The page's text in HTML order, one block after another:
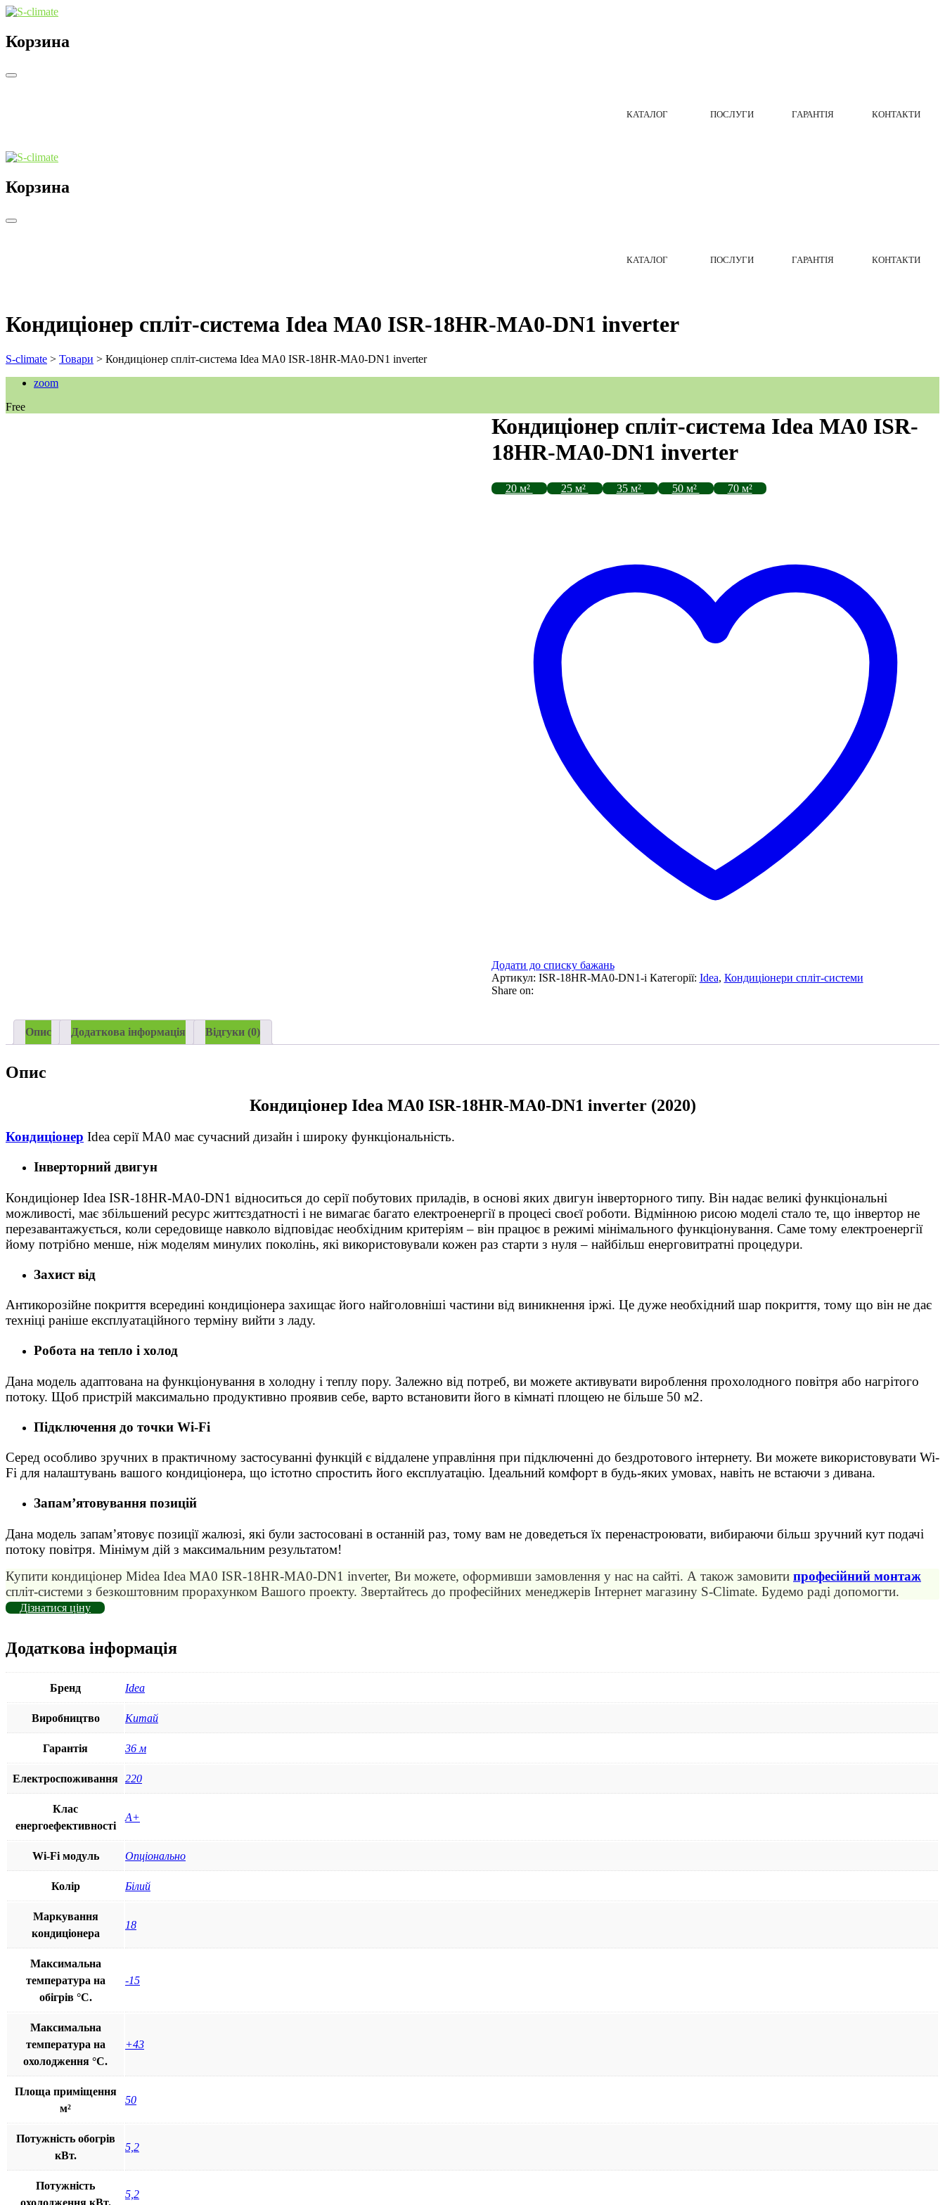
Корзина
КАТАЛОГ ПОСЛУГИ ГАРАНТІЯ КОНТАКТИ
Корзина
КАТАЛОГ ПОСЛУГИ ГАРАНТІЯ КОНТАКТИ
Кондиціонер спліт-система Idea MA0 ISR-18HR-MA0-DN1 inverter
S-climate > Товари > Кондиціонер спліт-система Idea MA0 ISR-18HR-MA0-DN1 inverter
zoom
Free
Кондиціонер спліт-система Idea MA0 ISR-
18HR-MA0-DN1 inverter
20 м² 25 м² 35 м² 50 м² 70 м²
Додати до списку бажань
Артикул: ISR-18HR-MA0-DN1-і Категорії: Idea, Кондиціонери спліт-системи
Share on:
Опис Додаткова інформація Відгуки (0)
Опис
Кондиціонер Idea MA0 ISR-18HR-MA0-DN1 inverter (2020)
Кондиціонер Idea серії MA0 має сучасний дизайн і широку функціональність.
Інверторний двигун
Кондиціонер Idea ISR-18HR-MA0-DN1 відноситься до серії побутових приладів, в основі яких двигун інверторного типу. Він надає великі функціональні
можливості, має збільшений ресурс життєздатності і не вимагає багато електроенергії в процесі своєї роботи. Відмінною рисою моделі стало те, що інвертор не
перезавантажується, коли середовище навколо відповідає необхідним критеріям – він працює в режимі мінімального функціонування. Саме тому електроенергії
йому потрібно менше, ніж моделям минулих поколінь, які використовували кожен раз старти з нуля – найбільш енерговитратні процедури.
Захист від
Антикорозійне покриття всередині кондиціонера захищає його найголовніші частини від виникнення іржі. Це дуже необхідний шар покриття, тому що він не дає
техніці раніше експлуатаційного терміну вийти з ладу.
Робота на тепло і холод
Дана модель адаптована на функціонування в холодну і теплу пору. Залежно від потреб, ви можете активувати вироблення прохолодного повітря або нагрітого
потоку. Щоб пристрій максимально продуктивно проявив себе, варто встановити його в кімнаті площею не більше 50 м2.
Підключення до точки Wi-Fi
Серед особливо зручних в практичному застосуванні функцій є віддалене управління при підключенні до бездротового інтернету. Ви можете використовувати Wi-
Fi для налаштувань вашого кондиціонера, що істотно спростить його експлуатацію. Ідеальний комфорт в будь-яких умовах, навіть не встаючи з дивана.
Запам’ятовування позицій
Дана модель запам’ятовує позиції жалюзі, які були застосовані в останній раз, тому вам не доведеться їх перенастроювати, вибираючи більш зручний кут подачі
потоку повітря. Мінімум дій з максимальним результатом!
Купити кондицiонер Midea Idea MA0 ISR-18HR-MA0-DN1 inverter, Ви можете, оформивши замовлення у нас на сайті. А також замовити професійний монтаж
спліт-системи з безкоштовним прорахунком Вашого проекту. Звертайтесь до професійних менеджерів Інтернет магазину S-Climate. Будемо раді допомогти.
Дізнатися ціну
Додаткова інформація
Бренд Idea
Виробництво Китай
Гарантія 36 м
Електроспоживання 220
Клас
енергоефективності
А+
Wi-Fi модуль Опціонально
Колір Білий
Маркування
кондиціонера
18
Максимальна
температура на
обігрів °С.
-15
Максимальна
температура на
охолодження °С.
+43
Площа приміщення
м²
50
Потужність обогрів
кВт.
5,2
Потужність
охолодження кВт.
5,2